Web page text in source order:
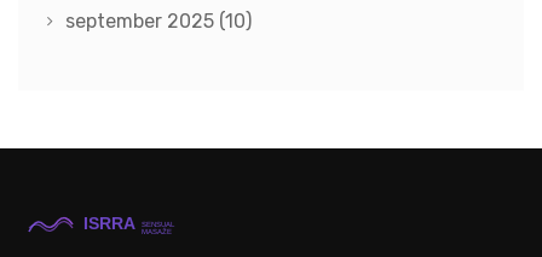
september 2025 (10)